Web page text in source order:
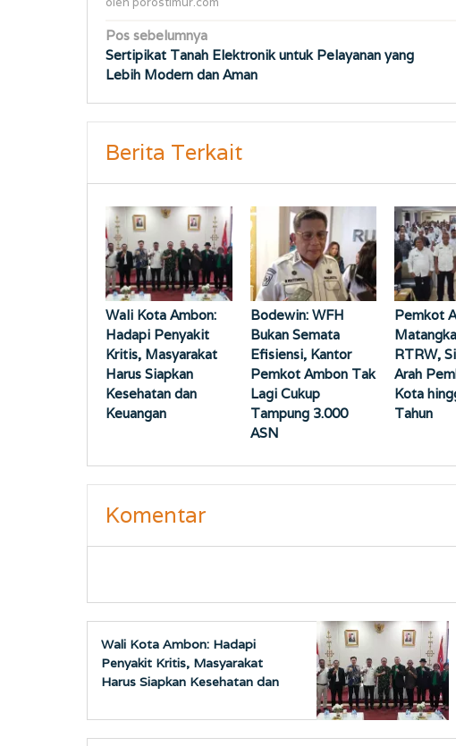
Navigasi
pos
Pos sebelumnya
Sertipikat Tanah Elektronik untuk Pelayanan yang
Lebih Modern dan Aman
Berita Terkait
Wali Kota Ambon:
Hadapi Penyakit
Kritis, Masyarakat
Harus Siapkan
Kesehatan dan
Keuangan
Bodewin: WFH
Bukan Semata
Efisiensi, Kantor
Pemkot Ambon Tak
Lagi Cukup
Tampung 3.000
ASN
Pemkot
RTRW,
Arah
Kota
Tahun
Komentar
Wali Kota Ambon: Hadapi
Penyakit Kritis, Masyarakat
Harus Siapkan Kesehatan dan